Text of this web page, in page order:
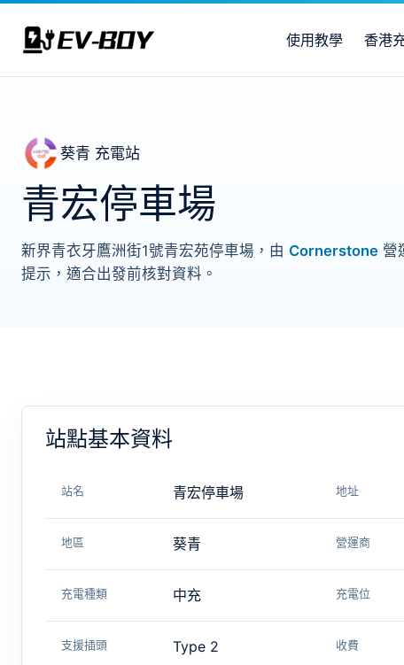
使用教學 香港
葵青 充電站
青宏停車場
新界青衣牙鷹洲街1號青宏苑停車場，由 Cornerstone 營
提示，適合出發前核對資料。
站點基本資料
站名 青宏停車場 地址
地區 葵青 營運商
充電種類 中充 充電位
支援插頭 Type 2 收費